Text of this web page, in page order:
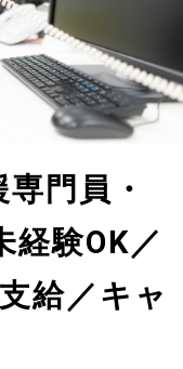
門員・
験OK／
給／キャ